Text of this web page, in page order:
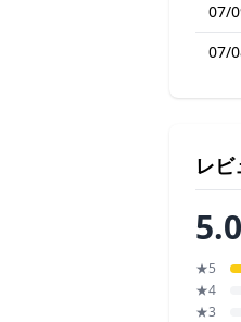
07/
07/
レビ
5.0
★5
★4
★3